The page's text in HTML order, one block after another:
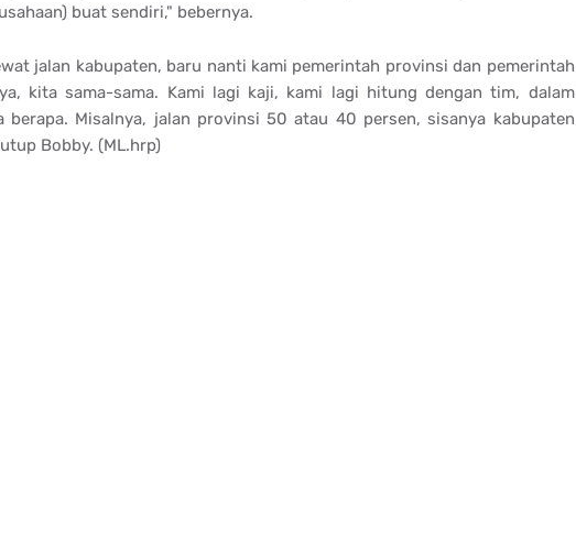
buat sendiri," bebernya.
jalan kabupaten, baru nanti kami pemerintah provinsi dan pemerintah
kita sama-sama. Kami lagi kaji, kami lagi hitung dengan tim, dalam
berapa. Misalnya, jalan provinsi 50 atau 40 persen, sisanya kabupaten
Bobby. (ML.hrp)